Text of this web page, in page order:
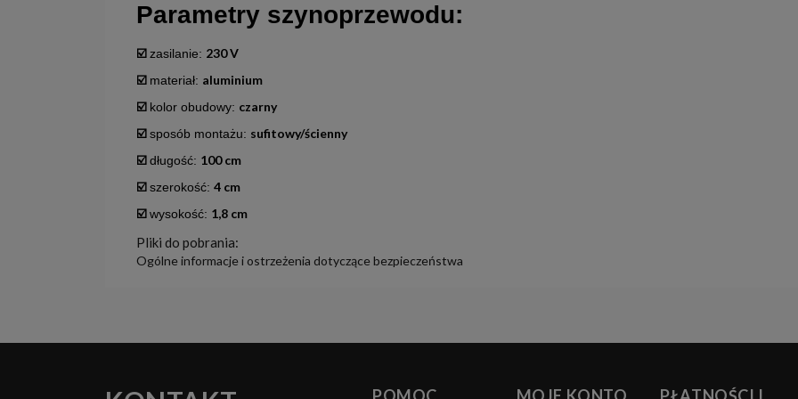
Parametry szynoprzewodu:
☑️zasilanie: 230 V
☑️ materiał: aluminium
☑️ kolor obudowy: czarny
☑️sposób montażu: sufitowy/ścienny
☑️długość: 100 cm
☑️szerokość: 4 cm
☑️wysokość: 1,8 cm
Pliki do pobrania:
Ogólne informacje i ostrzeżenia dotyczące bezpieczeństwa